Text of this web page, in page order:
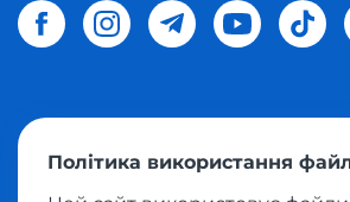
магазинів світу в Україну.Всі
Політика використання